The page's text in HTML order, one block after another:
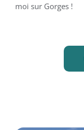
moi sur Gorges !